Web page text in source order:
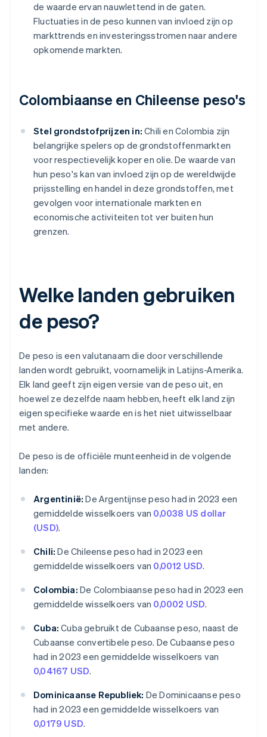
de waarde ervan nauwlettend in de gaten.
Fluctuaties in de peso kunnen van invloed zijn op
markttrends en investeringsstromen naar andere
opkomende markten.
Colombiaanse en Chileense peso's
Stel grondstofprijzen in: Chili en Colombia zijn
belangrijke spelers op de grondstoffenmarkten
voor respectievelijk koper en olie. De waarde van
hun peso's kan van invloed zijn op de wereldwijde
prijsstelling en handel in deze grondstoffen, met
gevolgen voor internationale markten en
economische activiteiten tot ver buiten hun
grenzen.
Welke landen gebruiken
de peso?
De peso is een valutanaam die door verschillende
landen wordt gebruikt, voornamelijk in Latijns-Amerika.
Elk land geeft zijn eigen versie van de peso uit, en
hoewel ze dezelfde naam hebben, heeft elk land zijn
eigen specifieke waarde en is het niet uitwisselbaar
met andere.
De peso is de officiële munteenheid in de volgende
landen:
Argentinië: De Argentijnse peso had in 2023 een
gemiddelde wisselkoers van 0,0038 US dollar
(USD).
Chili: De Chileense peso had in 2023 een
gemiddelde wisselkoers van 0,0012 USD.
Colombia: De Colombiaanse peso had in 2023 een
gemiddelde wisselkoers van 0,0002 USD.
Cuba: Cuba gebruikt de Cubaanse peso, naast de
Cubaanse convertibele peso. De Cubaanse peso
had in 2023 een gemiddelde wisselkoers van
0,04167 USD.
Dominicaanse Republiek: De Dominicaanse peso
had in 2023 een gemiddelde wisselkoers van
0,0179 USD.